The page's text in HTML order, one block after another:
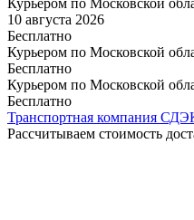
10 августа 2026
Бесплатно
Курьером по Московской
Бесплатно
Курьером по Московской
Бесплатно
Транспортная компания
Рассчитываем стоимость